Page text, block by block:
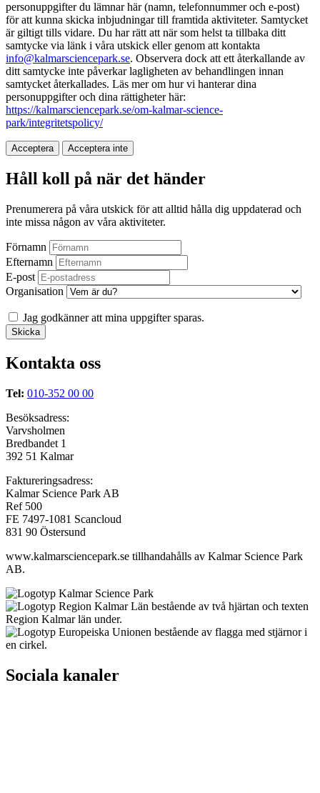
personuppgifter du lämnar här (namn, telefonnummer och e-post)
för att kunna skicka inbjudningar till framtida aktiviteter. Samtycket
är giltigt tills vidare. Du har rätt att när som helst ta tillbaka ditt
samtycke via länk i våra utskick eller genom att kontakta
info@kalmarsciencepark.se. Observera dock att ett återkallande av
ditt samtycke inte påverkar lagligheten av behandlingen innan
samtycket återkallades. Läs mer om hur vi hanterar dina
personuppgifter och dina rättigheter här:
https://kalmarsciencepark.se/om-kalmar-science-
park/integritetspolicy/
Acceptera Acceptera inte
Håll koll på när det händer
Prenumerera på våra utskick för att alltid hålla dig uppdaterad och
inte missa någon av våra aktiviteter.
Förnamn
Efternamn
E-post
Organisation
Jag godkänner att mina uppgifter sparas.
Kontakta oss
Tel: 010-352 00 00
Besöksadress:
Varvsholmen
Bredbandet 1
392 51 Kalmar
Faktureringsadress:
Kalmar Science Park AB
Ref 500
FE 7497-1081 Scancloud
831 90 Östersund
www.kalmarsciencepark.se tillhandahålls av Kalmar Science Park
AB.
Sociala kanaler